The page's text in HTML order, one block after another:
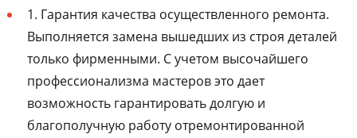
1. Гарантия качества осуществленного ремонта.
Выполняется замена вышедших из строя деталей
только фирменными. С учетом высочайшего
профессионализма мастеров это дает
возможность гарантировать долгую и
благополучную работу отремонтированной